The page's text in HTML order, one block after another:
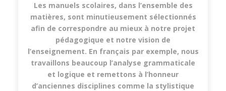
Les manuels scolaires, dans l’ensemble des
matières, sont minutieusement sélectionnés
afin de correspondre au mieux à notre projet
pédagogique et notre vision de
l’enseignement. En français par exemple, nous
travaillons beaucoup l’analyse grammaticale
et logique et remettons à l’honneur
d’anciennes disciplines comme la stylistique